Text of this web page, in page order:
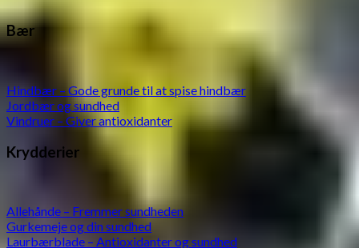
Bær
Hindbær – Gode grunde til at spise hindbær
Jordbær og sundhed
Vindruer – Giver antioxidanter
Krydderier
Allehånde – Fremmer sundheden
Gurkemeje og din sundhed
Laurbærblade – Antioxidanter og sundhed